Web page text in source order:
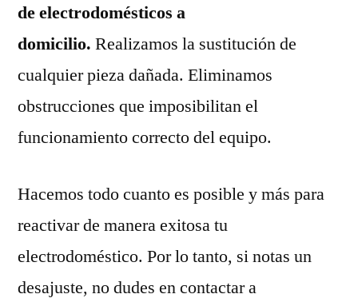
de electrodomésticos a
domicilio. Realizamos la sustitución de
cualquier pieza dañada. Eliminamos
obstrucciones que imposibilitan el
funcionamiento correcto del equipo.
Hacemos todo cuanto es posible y más para
reactivar de manera exitosa tu
electrodoméstico. Por lo tanto, si notas un
desajuste, no dudes en contactar a